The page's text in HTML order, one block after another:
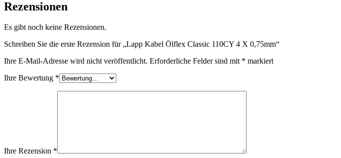
Rezensionen
Es gibt noch keine Rezensionen.
Schreiben Sie die erste Rezension für „Lapp Kabel Ölflex Classic 110CY 4 X 0,75mm“
Ihre E-Mail-Adresse wird nicht veröffentlicht. Erforderliche Felder sind mit * markiert
Ihre Bewertung *
Ihre Rezension *